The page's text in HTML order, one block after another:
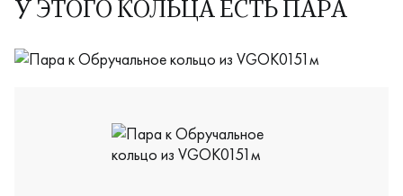
У ЭТОГО КОЛЬЦА ЕСТЬ ПАРА